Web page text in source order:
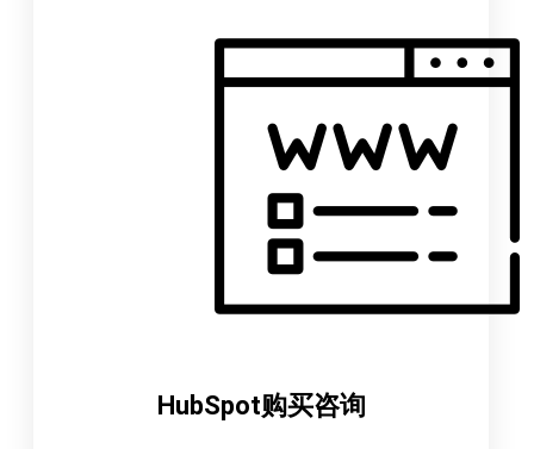
HubSpot购买咨询